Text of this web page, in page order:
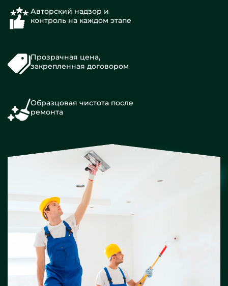
Авторский надзор и
контроль на каждом этапе
Прозрачная цена,
закрепленная договором
Образцовая чистота после
ремонта